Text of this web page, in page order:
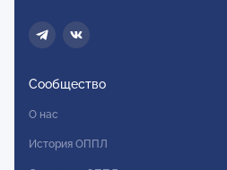
Сообщество
О нас
История ОППЛ